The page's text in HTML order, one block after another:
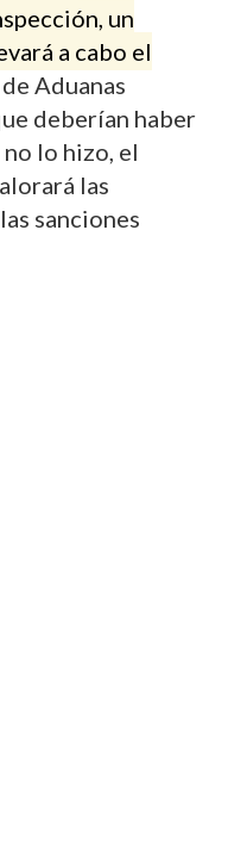
un
a cabo el
Aduanas
deberían haber
lo hizo, el
las
sanciones